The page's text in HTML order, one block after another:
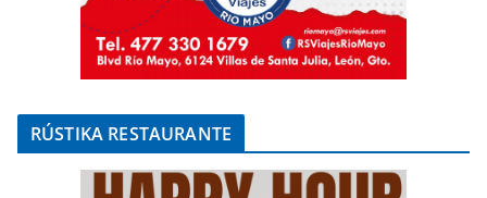
RÚSTIKA RESTAURANTE